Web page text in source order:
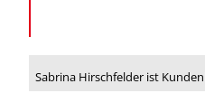
Sabrina Hirschfelder ist